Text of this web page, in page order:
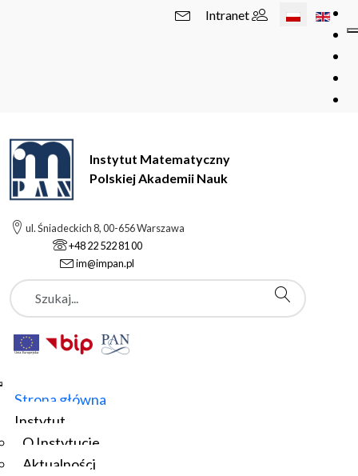
Wybierz swój
Intranet
Instytut Matematyczny
Polskiej Akademii Nauk
ul. Śniadeckich 8, 00-656 Warszawa
+48 22 522 81 00
im@impan.pl
Szukaj
Strona główna
Instytut
O Instytucie
Aktualności